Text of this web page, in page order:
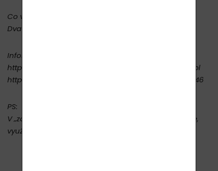
Co významně podporuje tvorbu nových neuronů?
Dva produkty Lavylites, Orylium bleu a Haevyl 3.I
Informace a prodej zde:
https://www.lavycosmetics.com/orylium-bleu-60-tbl
https://www.lavycosmetics.com/haevyl-3i-30-ml-346
PS:
V „záložce“ Využití produktu, je vždy popsána funkce,
využitelnost a složení produktů.